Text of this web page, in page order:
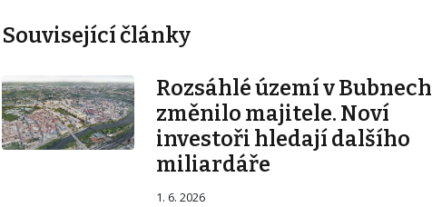
Související články
Rozsáhlé území v Bubnech
změnilo majitele. Noví
investoři hledají dalšího
miliardáře
1. 6. 2026